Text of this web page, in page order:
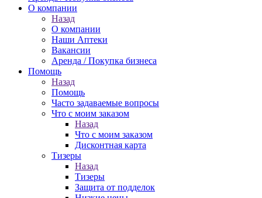
О компании
Назад
О компании
Наши Аптеки
Вакансии
Аренда / Покупка бизнеса
Помощь
Назад
Помощь
Часто задаваемые вопросы
Что с моим заказом
Назад
Что с моим заказом
Дисконтная карта
Тизеры
Назад
Тизеры
Защита от подделок